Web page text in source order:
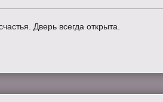
Дверь всегда открыта.